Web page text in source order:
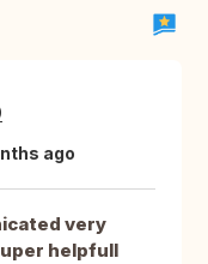
ago
very
helpfull